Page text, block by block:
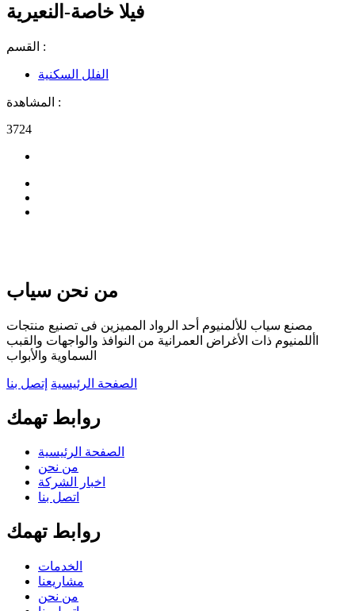
فيلا خاصة-النعيرية
القسم :
الفلل السكنية
المشاهدة :
3724
من نحن سياب
مصنع سياب للألمنيوم أحد الرواد المميزين فى تصنيع منتجات
األلمنيوم ذات الأغراض العمرانية من النوافذ والواجهات والقبب
السماوية والأبواب
الصفحة الرئيسية إتصل بنا
روابط تهمك
الصفحة الرئيسية
من نحن
اخبار الشركة
اتصل بنا
روابط تهمك
الخدمات
مشاريعنا
من نحن